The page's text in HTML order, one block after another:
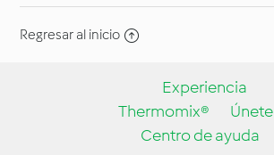
Regresar al inicio
Experiencia
Thermomix®
Únete
Centro de ayuda